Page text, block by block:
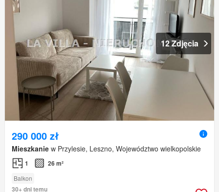
12 Zdjęcia
290 000 zł
Mieszkanie w Przylesie, Leszno, Województwo wielkopolskie
1 26 m²
Balkon
30+ dni temu